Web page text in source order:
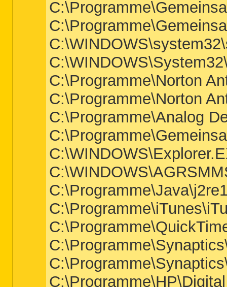
C:\Programme\Norton
C:\Programme\Norton
C:\Programme\Analog